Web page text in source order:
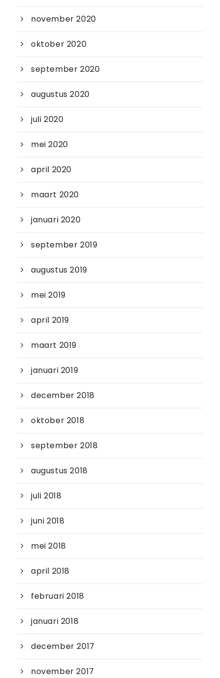
november 2020
oktober 2020
september 2020
augustus 2020
juli 2020
mei 2020
april 2020
maart 2020
januari 2020
september 2019
augustus 2019
mei 2019
april 2019
maart 2019
januari 2019
december 2018
oktober 2018
september 2018
augustus 2018
juli 2018
juni 2018
mei 2018
april 2018
februari 2018
januari 2018
december 2017
november 2017